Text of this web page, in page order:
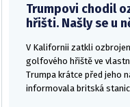
Trumpovi chodil
hřišti. Našly se u
V Kalifornii zatkli
golfového hřiště ve
Trumpa krátce před jeho
informovala britská